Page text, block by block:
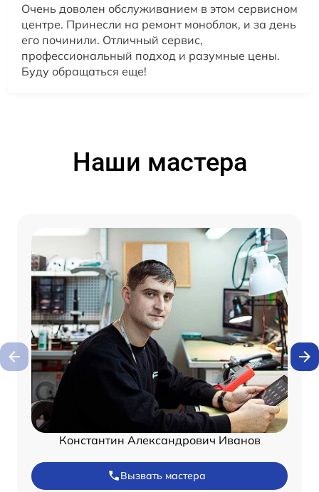
Очень доволен обслуживанием в этом сервисном
центре. Принесли на ремонт моноблок, и за день
его починили. Отличный сервис,
профессиональный подход и разумные цены.
Буду обращаться еще!
Наши мастера
Константин Александрович Иванов
Вызвать мастера